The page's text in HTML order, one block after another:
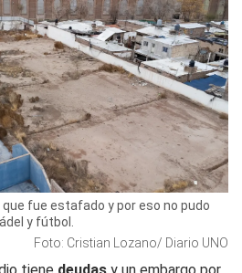
fue estafado y por eso no pudo
y fútbol.
Foto: Cristian Lozano/ Diario UNO
tiene deudas y un embargo por